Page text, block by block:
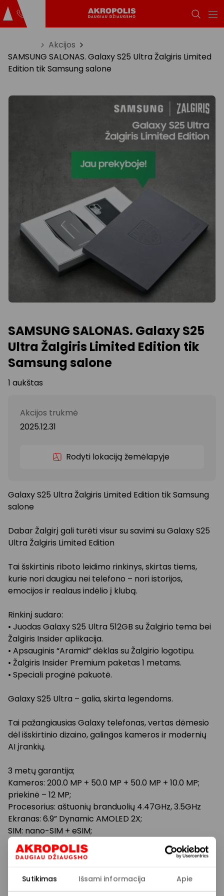
Sutikimas Išsami informacija Apie
Akcijos
SAMSUNG SALONAS. Galaxy S25 Ultra Žalgiris Limited
Edition tik Samsung salone
SAMSUNG SALONAS. Galaxy S25
Ultra Žalgiris Limited Edition tik
Samsung salone
1 aukštas
Akcijos trukmė
2025.12.31
Rodyti lokaciją žemėlapyje
Galaxy S25 Ultra Žalgiris Limited Edition tik Samsung
salone
Dabar Žalgirį gali turėti visur su savimi su Galaxy S25
Ultra Žalgiris Limited Edition
Tai šskirtinis riboto leidimo rinkinys, skirtas tiems,
kurie nori daugiau nei telefono – nori istorijos,
emocijos ir realaus indėlio į klubą.
Rinkinį sudaro:
• Juodas Galaxy S25 Ultra 512GB su Žalgirio tema bei
Žalgiris Insider aplikacija.
• Apsauginis “Aramid” dėklas su Žalgirio logotipu.
• Žalgiris Insider Premium paketas 1 metams.
• Speciali proginė pakuotė.
Galaxy S25 Ultra – galia, skirta legendoms.
Tai pažangiausias Galaxy telefonas, vertas dėmesio
dėl i­šskirtinio dizaino, galingos kameros ir modernių
AI įrankių.
3 metų garantija;
Kameros: 200.0 MP + 50.0 MP + 50.0 MP + 10.0 MP;
priekinė – 12 MP;
Procesorius: aš­tuonių branduolių 4.47GHz, 3.5GHz
Ekranas: 6.9” Dynamic AMOLED 2X;
SIM: nano-SIM + eSIM;
Baterija: 5000 mAh;
Operatyvioji RAM atmintis: 12 GB;
Spalva: juoda;
S-Pen palaikymas: taip;